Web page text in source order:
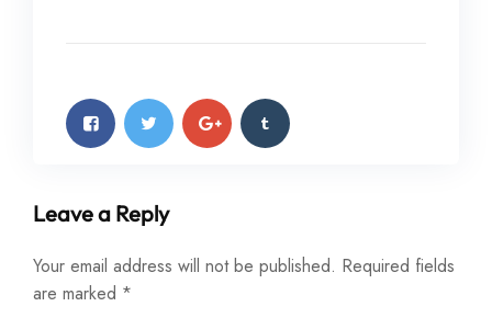
Leave a Reply
Your email address will not be published. Required fields
are marked *